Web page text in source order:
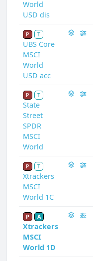
World
USD dis
P T
UBS Core
MSCI
World
USD acc
P T
State
Street
SPDR
MSCI
World
P T
Xtrackers
MSCI
World 1C
P A
Xtrackers
MSCI
World 1D